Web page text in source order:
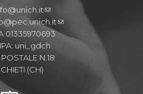
01335970693
uni_gdch
N.18
(CH)